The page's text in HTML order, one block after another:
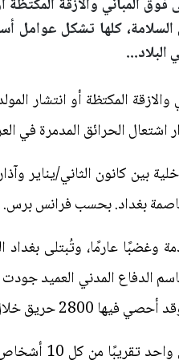
المباني والازقة المكتظة
كلها تشكل عوامل
المكتظة أو انتشار
الحرائق المدمرة في
الدفاع المدني العميد
وتعاني المدن